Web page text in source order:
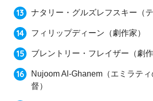
ナタリー・グルズレフスキー（テ
フィリップディーン（劇作家）
ブレントリー・フレイザー（劇作
Nujoom Al-Ghanem（エミラテ
督）